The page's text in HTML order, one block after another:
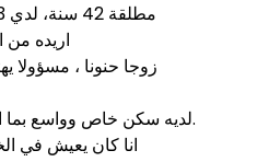
مطلقة 42 سنة، لدي 3 اطفال موظفة
اريده من
زوجا حنونا ، مسؤولا
لديه سكن خاص وواسع بما انه عندي اطفال.
انا كان يعيش في